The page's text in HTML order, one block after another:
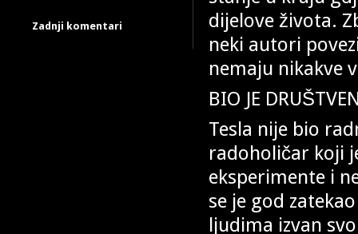
Zadnji komentari
dijelove života.
neki autori
nemaju nikakve
BIO JE
Tesla nije bio
radoholičar koji
eksperimente i
se je god
ljudima izvan